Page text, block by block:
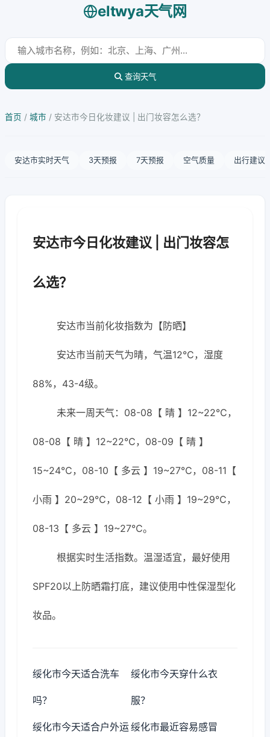
eltwya天气网
查询天气
首页 / 城市 / 安达市今日化妆建议 | 出门妆容怎么选？
安达市实时天气 3天预报 7天预报 空气质量 出行建议
安达市今日化妆建议 | 出门妆容怎
么选？
安达市当前化妆指数为【防晒】
安达市当前天气为晴，气温12℃，湿度
88%，43-4级。
未来一周天气：08-08【 晴 】12~22℃，
08-08【 晴 】12~22℃，08-09【 晴 】
15~24℃，08-10【 多云 】19~27℃，08-11【
小雨 】20~29℃，08-12【 小雨 】19~29℃，
08-13【 多云 】19~27℃。
根据实时生活指数。温湿适宜，最好使用
SPF20以上防晒霜打底，建议使用中性保湿型化
妆品。
绥化市今天适合洗车
吗？
绥化市今天穿什么衣
服？
绥化市今天适合户外运绥化市最近容易感冒